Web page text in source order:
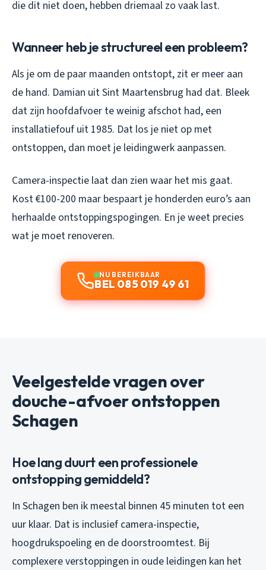
die dit niet doen, hebben driemaal zo vaak last.
Wanneer heb je structureel een probleem?
Als je om de paar maanden ontstopt, zit er meer aan
de hand. Damian uit Sint Maartensbrug had dat. Bleek
dat zijn hoofdafvoer te weinig afschot had, een
installatiefouf uit 1985. Dat los je niet op met
ontstoppen, dan moet je leidingwerk aanpassen.
Camera-inspectie laat dan zien waar het mis gaat.
Kost €100-200 maar bespaart je honderden euro’s aan
herhaalde ontstoppingspogingen. En je weet precies
wat je moet renoveren.
NU BEREIKBAAR
BEL 085 019 49 61
Veelgestelde vragen over
douche-afvoer ontstoppen
Schagen
Hoe lang duurt een professionele
ontstopping gemiddeld?
In Schagen ben ik meestal binnen 45 minuten tot een
uur klaar. Dat is inclusief camera-inspectie,
hoogdrukspoeling en de doorstroomtest. Bij
complexere verstoppingen in oude leidingen kan het